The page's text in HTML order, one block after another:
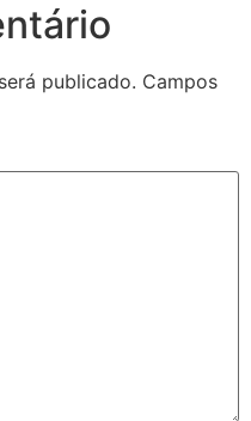
publicado. Campos